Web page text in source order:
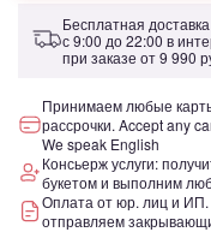
Бесплатная
с 9:00 до 22:00 в
при заказе от9 990
Принимаем любые
рассрочки. Accept any
We speak English
Консьерж услуги:
букетом и выполним
Оплата от юр. лиц и ИП.
отправляем